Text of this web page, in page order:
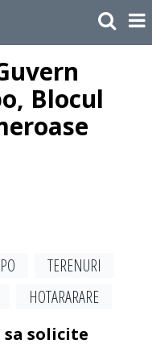
Blocul
TERENURI
HOTARARARE
solicite